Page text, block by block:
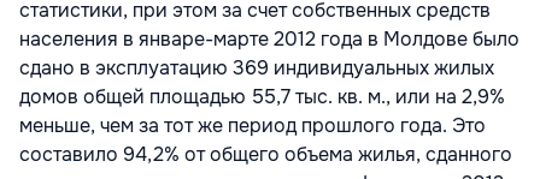
статистики, при этом за счет собственных средств
населения в январе-марте 2012 года в Молдове было
сдано в эксплуатацию 369 индивидуальных жилых
домов общей площадью 55,7 тыс. кв. м., или на 2,9%
меньше, чем за тот же период прошлого года. Это
составило 94,2% от общего объема жилья, сданного